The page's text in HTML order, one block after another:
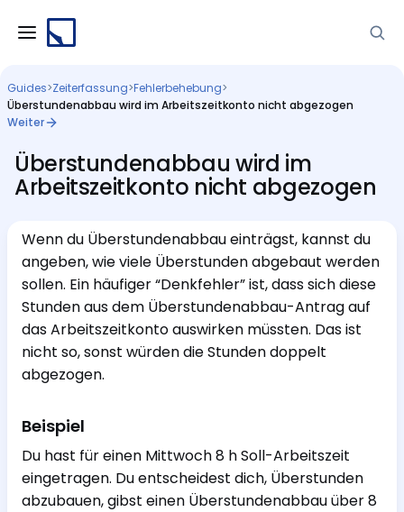
Guides>Zeiterfassung>Fehlerbehebung>
Überstundenabbau wird im Arbeitszeitkonto nicht abgezogen
Weiter
Überstundenabbau wird im
Arbeitszeitkonto nicht abgezogen
Wenn du Überstundenabbau einträgst, kannst du
angeben, wie viele Überstunden abgebaut werden
sollen. Ein häufiger “Denkfehler” ist, dass sich diese
Stunden aus dem Überstundenabbau-Antrag auf
das Arbeitszeitkonto auswirken müssten. Das ist
nicht so, sonst würden die Stunden doppelt
abgezogen.
Beispiel
Du hast für einen Mittwoch 8 h Soll-Arbeitszeit
eingetragen. Du entscheidest dich, Überstunden
abzubauen, gibst einen Überstundenabbau über 8